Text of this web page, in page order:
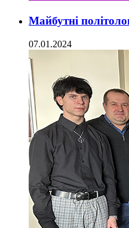
Майбутні
07.01.2024